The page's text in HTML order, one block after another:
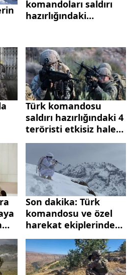
komandoları saldırı
hazırlığındaki
Türk komandosu
saldırı hazırlığındaki 4
teröristi etkisiz hale
getirdi
Son dakika: Türk
komandosu ve özel
harekat ekiplerinden
PKK'ya Eren Kış-4
darbesi